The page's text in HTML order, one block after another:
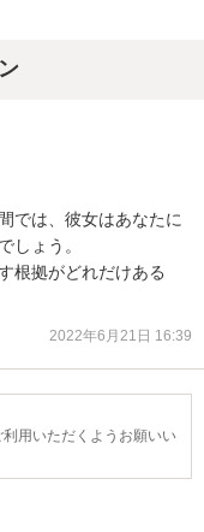
では、彼女はあなたに
しょう。
根拠がどれだけある
2022年6月21日 16:39
用いただくようお願いい